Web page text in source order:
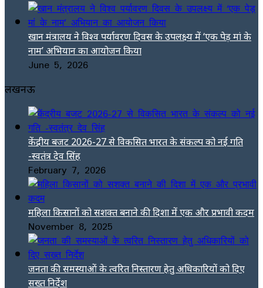
खान मंत्रालय ने विश्व पर्यावरण दिवस के उपलक्ष्य में ‘एक पेड़ मां के
नाम’ अभियान का आयोजन किया
June 5, 2026
लखनऊ
केंद्रीय बजट 2026-27 से विकसित भारत के संकल्प को नई गति
-स्वतंत्र देव सिंह
February 7, 2026
महिला किसानों को सशक्त बनाने की दिशा में एक और प्रभावी कदम
November 8, 2025
जनता की समस्याओं के त्वरित निस्तारण हेतु अधिकारियों को दिए
सख्त निर्देश